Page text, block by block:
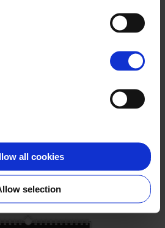
all cookies
selection